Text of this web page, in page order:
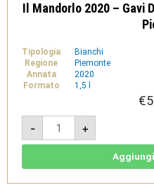
Il Mandorlo 2020 – Gavi
Tipologia
Bianchi
Regione
Piemonte
Annata
2020
Formato
1,5 l
€
-
Il
Mandorlo
2020
-
1,5L
+